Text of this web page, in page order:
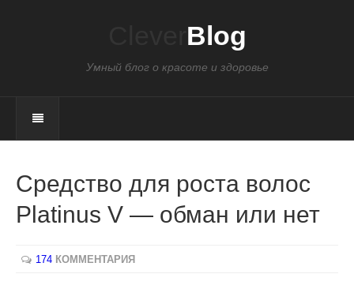
Blog
Умный блог о красоте и здоровье
Средство для роста волос
Platinus V — обман или нет
174 КОММЕНТАРИЯ